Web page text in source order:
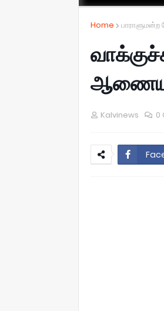
Home பாராளுமன்ற
ஆணையம்
Kalvinews 0